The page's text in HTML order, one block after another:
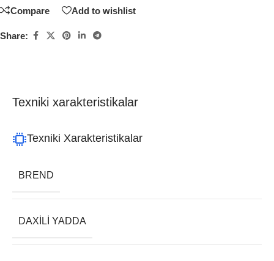
Compare Add to wishlist
Share:
Texniki xarakteristikalar
Texniki Xarakteristikalar
BREND
DAXILI YADDA